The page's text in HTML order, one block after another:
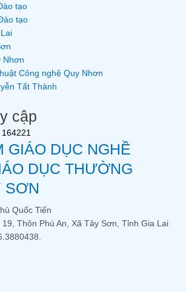
tạo
tạo
Nhơn
Công nghệ Quy Nhơn
Tất Thành
cập
GIÁO DỤC NGHỀ
DỤC THƯỜNG
SƠN
Quốc Tiến
Thôn Phú An, Xã Tây Sơn, Tỉnh Gia Lai